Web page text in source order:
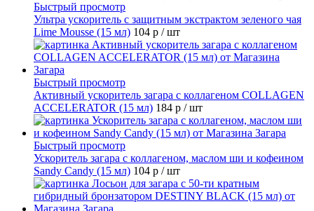
Быстрый просмотр
Ультра ускоритель с защитным экстрактом зеленого чая
Lime Mousse (15 мл) 104 р / шт
Быстрый просмотр
Активный ускоритель загара с коллагеном COLLAGEN
ACCELERATOR (15 мл) 184 р / шт
Быстрый просмотр
Ускоритель загара с коллагеном, маслом ши и кофеином
Sandy Candy (15 мл) 104 р / шт